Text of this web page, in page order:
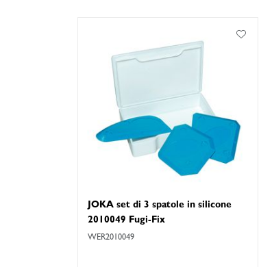
JOKA set di 3 spatole in silicone
2010049 Fugi-Fix
WER2010049